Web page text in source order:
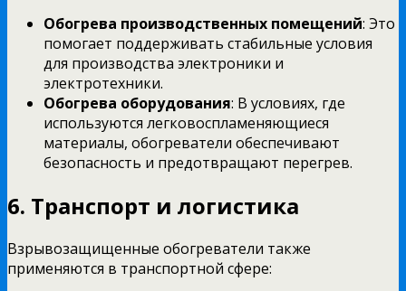
Обогрева производственных помещений: Это
помогает поддерживать стабильные условия
для производства электроники и
электротехники.
Обогрева оборудования: В условиях, где
используются легковоспламеняющиеся
материалы, обогреватели обеспечивают
безопасность и предотвращают перегрев.
6. Транспорт и логистика
Взрывозащищенные обогреватели также
применяются в транспортной сфере: